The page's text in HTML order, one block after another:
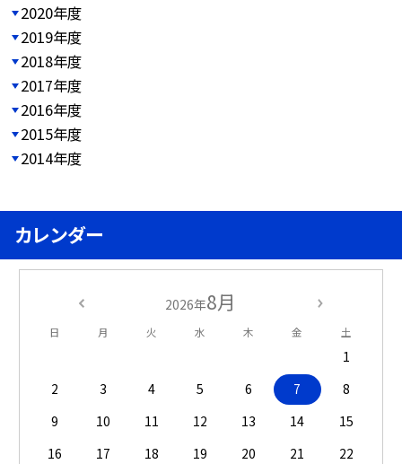
2020年度
2019年度
2018年度
2017年度
2016年度
2015年度
2014年度
カレンダー
2026年8月
日 月 火 水 木 金 土
1
2
3 4 5 6 7
8
9
10 11 12 13 14
15
16
17 18 19 20 21
22